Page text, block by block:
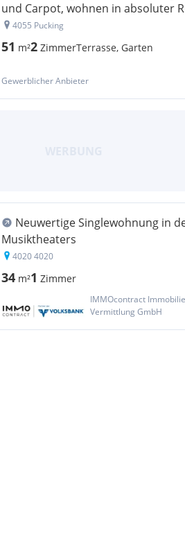
und Carpot, wohnen in absoluter
Grünlage
4055 Pucking
51 m²2 ZimmerTerrasse, Garten
Gewerblicher Anbieter
Neuwertige Singlewohnung in
Musiktheaters
4020 4020
34 m²1 Zimmer
IMMOcontract
Vermittlung GmbH